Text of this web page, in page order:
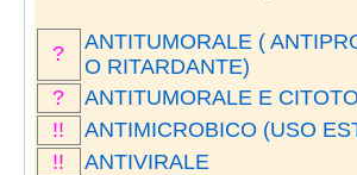
?
ANTITUMORALE (
O RITARDANTE)
?
ANTITUMORALE E
!!
ANTIMICROBICO (USO
!!
ANTIVIRALE